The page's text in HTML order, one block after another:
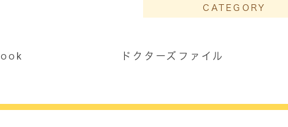
CATEGORY
ドクターズファイル